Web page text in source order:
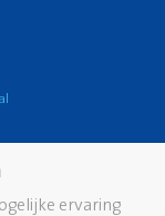
ervaring